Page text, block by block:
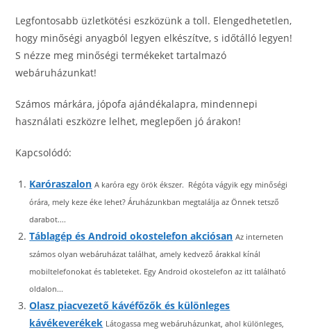
Legfontosabb üzletkötési eszközünk a toll. Elengedhetetlen,
hogy minőségi anyagból legyen elkészítve, s időtálló legyen!
S nézze meg minőségi termékeket tartalmazó
webáruházunkat!
Számos márkára, jópofa ajándékalapra, mindennepi
használati eszközre lelhet, meglepően jó árakon!
Kapcsolódó:
Karóraszalon A karóra egy örök ékszer. Régóta vágyik egy minőségi
órára, mely keze éke lehet? Áruházunkban megtalálja az Önnek tetsző
darabot....
Táblagép és Android okostelefon akciósan Az interneten
számos olyan webáruházat találhat, amely kedvező árakkal kínál
mobiltelefonokat és tableteket. Egy Android okostelefon az itt található
oldalon...
Olasz piacvezető kávéfőzők és különleges
kávékeverékek Látogassa meg webáruházunkat, ahol különleges,